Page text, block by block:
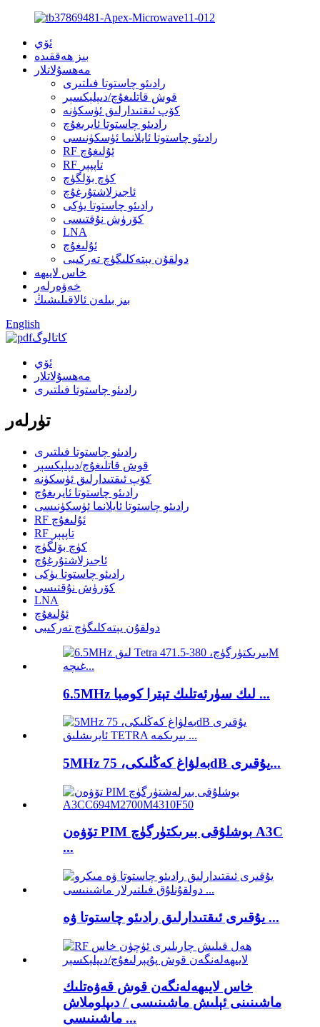
ئۆي
بىز ھەققىدە
مەھسۇلاتلار
رادىئو چاستوتا فىلتىرى
قوش قاتلىغۇچ/دىپلېكسېر
كۆپ ئىقتىدارلىق ئۈسكۈنە
رادىئو چاستوتا ئايرىغۇچ
رادىئو چاستوتا ئايلانما ئۈسكۈنىسى
RF ئۇلىغۇچ
RF تاپپېر
كۈچ بۆلگۈچ
ئاجىزلاشتۇرغۇچ
رادىئو چاستوتا يۈكى
كۆرۈش نۇقتىسى
LNA
ئۇلىغۇچ
دولقۇن يېتەكلىگۈچ تەركىبى
خاس لايىھە
خەۋەرلەر
بىز بىلەن ئالاقىلىشىڭ
English
كاتالوگ
ئۆي
مەھسۇلاتلار
رادىئو چاستوتا فىلتىرى
تۈرلەر
رادىئو چاستوتا فىلتىرى
قوش قاتلىغۇچ/دىپلېكسېر
كۆپ ئىقتىدارلىق ئۈسكۈنە
رادىئو چاستوتا ئايرىغۇچ
رادىئو چاستوتا ئايلانما ئۈسكۈنىسى
RF ئۇلىغۇچ
RF تاپپېر
كۈچ بۆلگۈچ
ئاجىزلاشتۇرغۇچ
رادىئو چاستوتا يۈكى
كۆرۈش نۇقتىسى
LNA
ئۇلىغۇچ
دولقۇن يېتەكلىگۈچ تەركىبى
6.5MHz لىك سۈرئەتلىك تېترا كومبا ...
5MHz بەلۋاغ كەڭلىكى، 75dB يۇقىرى...
تۆۋەن PIM بوشلۇقى بىرىكتۈرگۈچ A3C
...
يۇقىرى ئىقتىدارلىق رادىئو چاستوتا ۋە ...
خاس لايىھەلەنگەن قوش قەۋەتلىك
ماشىنىنى ئېلىش ماشىنىسى / دىپلوملاش
ماشىنىسى ...